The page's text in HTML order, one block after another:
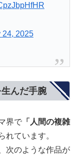
24, 2025
んだ手腕
界で 「人間の複雑
れています。
次のような作品が